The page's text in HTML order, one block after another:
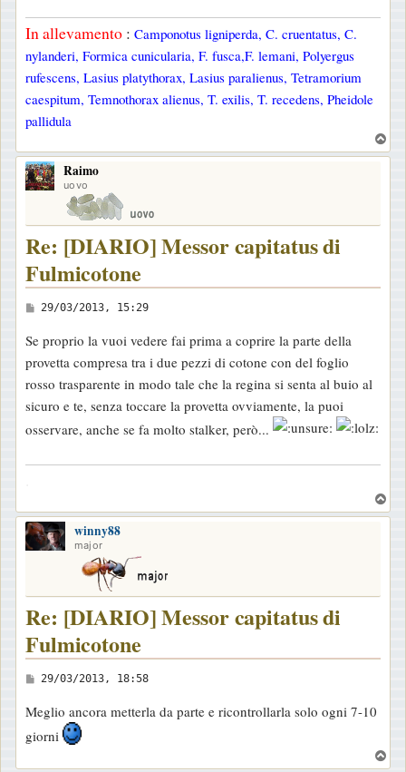
g
g
i
o
In allevamento : Camponotus ligniperda, C. cruentatus, C.
nylanderi, Formica cunicularia, F. fusca,F. lemani, Polyergus
rufescens, Lasius platythorax, Lasius paralienus, Tetramorium
caespitum, Temnothorax alienus, T. exilis, T. recedens, Pheidole
pallidula
o
Raimo
uovo
Re: [DIARIO] Messor capitatus di
Fulmicotone
M
s
s
a
g
g
29/03/2013, 15:29
Se proprio la vuoi vedere fai prima a coprire la parte della
provetta compresa tra i due pezzi di cotone con del foglio
rosso trasparente in modo tale che la regina si senta al buio al
sicuro e te, senza toccare la provetta ovviamente, la puoi
osservare, anche se fa molto stalker, però...
o
winny88
major
Re: [DIARIO] Messor capitatus di
Fulmicotone
M
s
s
29/03/2013, 18:58
Meglio ancora metterla da parte e ricontrollarla solo ogni 7-10
giorni